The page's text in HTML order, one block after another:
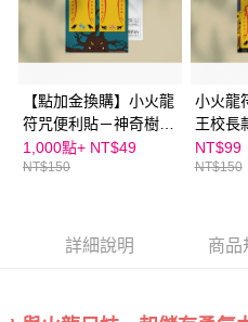
５．嚴禁一人註冊多個帳號或使用他
恩沛科技股份有限公司將有權停止該
【點加金換購】小火龍
符咒便利貼－神奇樹怪
款
1,000點+ NT$49
NT$150
小火龍
王校長
NT$99
NT$150
詳細說明 商品